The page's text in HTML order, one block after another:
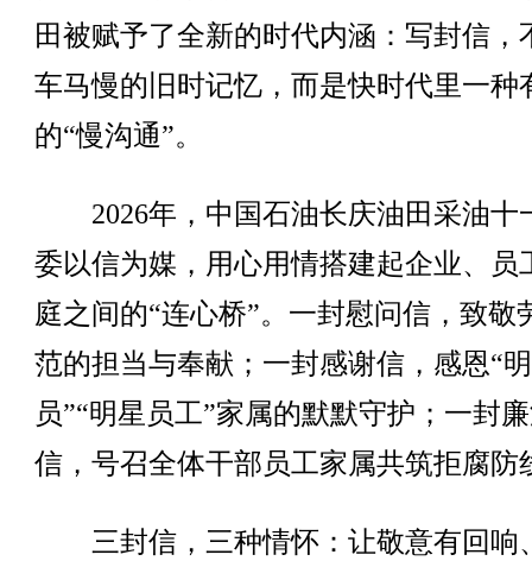
田被赋予了全新的时代内涵：写封信，
车马慢的旧时记忆，而是快时代里一种
的“慢沟通”。
2026年，中国石油长庆油田采油十
委以信为媒，用心用情搭建起企业、员
庭之间的“连心桥”。一封慰问信，致敬
范的担当与奉献；一封感谢信，感恩“
员”“明星员工”家属的默默守护；一封
信，号召全体干部员工家属共筑拒腐防
三封信，三种情怀：让敬意有回响